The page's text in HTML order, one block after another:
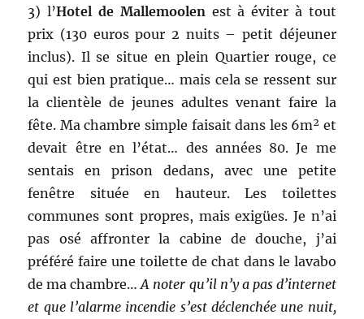
3) l’Hotel de Mallemoolenest à éviter à tout
prix (130 euros pour 2 nuits – petit déjeuner
inclus). Il se situe en plein Quartier rouge, ce
qui est bien pratique… mais cela se ressent sur
la clientèle de jeunes adultes venant faire la
fête. Ma chambre simple faisait dans les 6m² et
devait être en l’état… des années 80. Je me
sentais en prison dedans, avec une petite
fenêtre située en hauteur. Les toilettes
communes sont propres, mais exigües. Je n’ai
pas osé affronter la cabine de douche, j’ai
préféré faire une toilette de chat dans le lavabo
de ma chambre…A noter qu’il n’y a pas d’internet
et que l’alarme incendie s’est déclenchée une nuit,